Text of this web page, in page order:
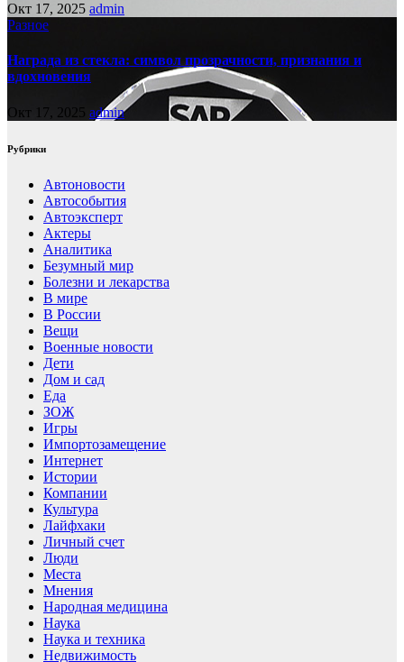
Окт 17, 2025 admin
Разное
Награда из стекла: символ прозрачности, признания и
вдохновения
Окт 17, 2025 admin
Рубрики
Автоновости
Автособытия
Автоэксперт
Актеры
Аналитика
Безумный мир
Болезни и лекарства
В мире
В России
Вещи
Военные новости
Дети
Дом и сад
Еда
ЗОЖ
Игры
Импортозамещение
Интернет
Истории
Компании
Культура
Лайфхаки
Личный счет
Люди
Места
Мнения
Народная медицина
Наука
Наука и техника
Недвижимость